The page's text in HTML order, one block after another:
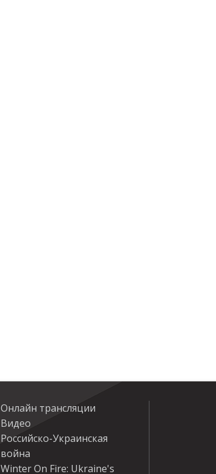
Онлайн трансляции
Видео
Российско-Украинская
война
Winter On Fire: Ukraine's